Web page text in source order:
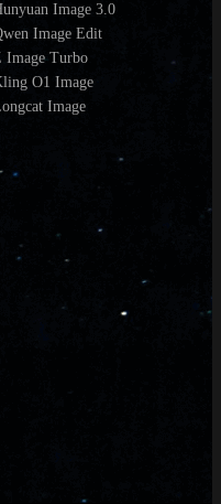
Image 3.0
Image Edit
Image Turbo
O1 Image
Image